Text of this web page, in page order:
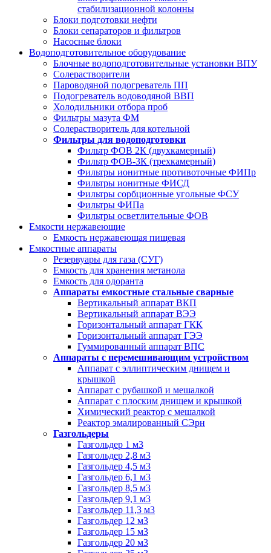
стабилизационной колонны
Блоки подготовки нефти
Блоки сепараторов и фильтров
Насосные блоки
Водоподготовительное оборудование
Блочные водоподготовительные установки ВПУ
Солерастворители
Пароводяной подогреватель ПП
Подогреватель водоводяной ВВП
Холодильники отбора проб
Фильтры мазута ФМ
Солерастворитель для котельной
Фильтры для водоподготовки
Фильтр ФОВ 2К (двухкамерный)
Фильтр ФОВ-3К (трехкамерный)
Фильтры ионитные противоточные ФИПр
Фильтры ионитные ФИСД
Фильтры сорбционные угольные ФСУ
Фильтры ФИПа
Фильтры осветлительные ФОВ
Емкости нержавеющие
Емкость нержавеющая пищевая
Емкостные аппараты
Резервуары для газа (СУГ)
Емкость для хранения метанола
Емкость для одоранта
Аппараты емкостные стальные сварные
Вертикальный аппарат ВКП
Вертикальный аппарат ВЭЭ
Горизонтальный аппарат ГКК
Горизонтальный аппарат ГЭЭ
Гуммированный аппарат ВПС
Аппараты с перемешивающим устройством
Аппарат с эллиптическим днищем и
крышкой
Аппарат с рубашкой и мешалкой
Аппарат с плоским днищем и крышкой
Химический реактор с мешалкой
Реактор эмалированный СЭрн
Газгольдеры
Газгольдер 1 м3
Газгольдер 2,8 м3
Газгольдер 4,5 м3
Газгольдер 6,1 м3
Газгольдер 8,5 м3
Газгольдер 9,1 м3
Газгольдер 11,3 м3
Газгольдер 12 м3
Газгольдер 15 м3
Газгольдер 20 м3